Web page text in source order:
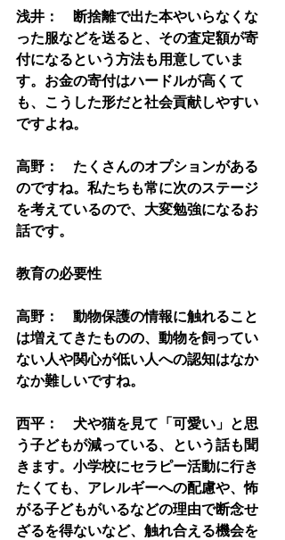
浅井：　断捨離で出た本やいらなくな
った服などを送ると、その査定額が寄
付になるという方法も用意していま
す。お金の寄付はハードルが高くて
も、こうした形だと社会貢献しやすい
ですよね。
高野：　たくさんのオプションがある
のですね。私たちも常に次のステージ
を考えているので、大変勉強になるお
話です。
教育の必要性
高野：　動物保護の情報に触れること
は増えてきたものの、動物を飼ってい
ない人や関心が低い人への認知はなか
なか難しいですね。
西平：　犬や猫を見て「可愛い」と思
う子どもが減っている、という話も聞
きます。小学校にセラピー活動に行き
たくても、アレルギーへの配慮や、怖
がる子どもがいるなどの理由で断念せ
ざるを得ないなど、触れ合える機会を